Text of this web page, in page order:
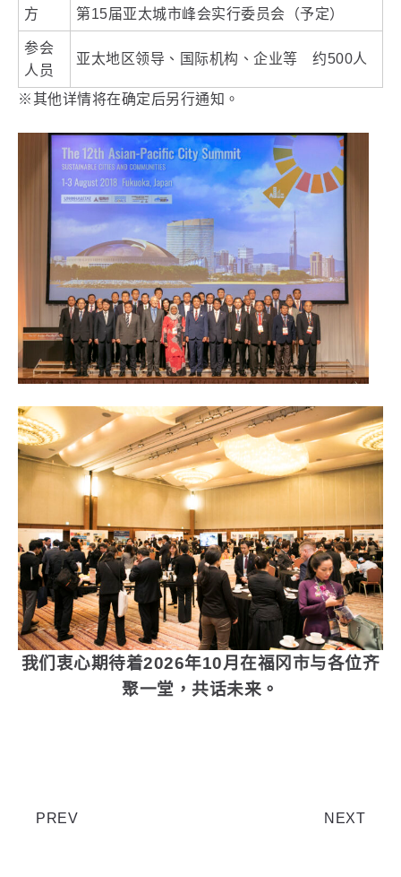
方
第15届亚太城市峰会实行委员会（予定）
参会
人员
亚太地区领导、国际机构、企业等 约500人
※其他详情将在确定后另行通知。
我们衷心期待着2026年10月在福冈市与各位齐
聚一堂，共话未来。
PREV NEXT